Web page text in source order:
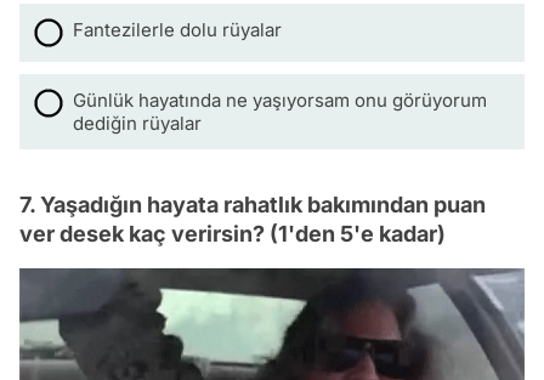
Fantezilerle dolu rüyalar
Günlük hayatında ne yaşıyorsam onu görüyorum
dediğin rüyalar
7. Yaşadığın hayata rahatlık bakımından puan
ver desek kaç verirsin? (1'den 5'e kadar)